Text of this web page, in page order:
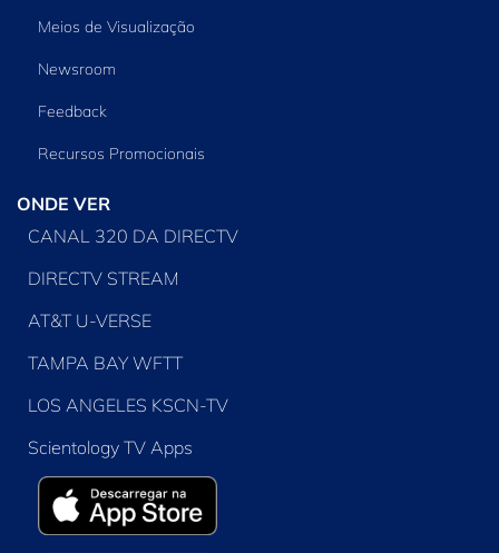
Meios de Visualização
Newsroom
Feedback
Recursos Promocionais
ONDE VER
CANAL 320 DA DIRECTV
DIRECTV STREAM
AT&T U-VERSE
TAMPA BAY WFTT
LOS ANGELES KSCN-TV
Scientology TV Apps